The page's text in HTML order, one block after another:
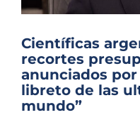
Científicas
recortes
anunciados
libreto de las
mundo”